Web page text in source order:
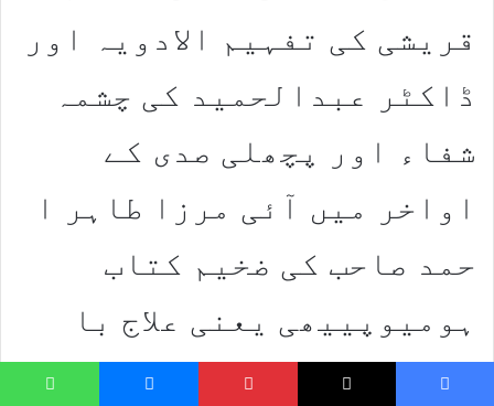
قریشی کی تفہیم الادویہ اور
ڈاکٹر عبدالحمید کی چشمہ
شفاء اور پچھلی صدی کے
اواخر میں آئی مرزا طاہر ا
حمد صاحب کی ضخیم کتاب
ہومیوپییھی یعنی علاج با
لمثل اور مشہور مصنف اور